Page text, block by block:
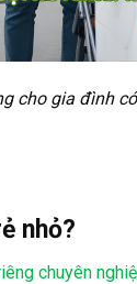
cho gia đình
nhỏ?
chuyên